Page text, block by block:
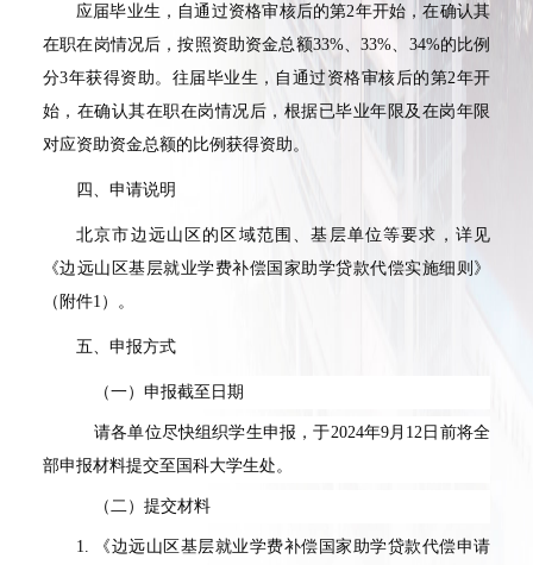
应届毕业生，自通过资格审核后的第2年开始，在确认其
在职在岗情况后，按照资助资金总额33%、33%、 34%的比例
分3年获得资助。往届毕业生，自通过资格审核后的第2年开
始，在确认其在职在岗情况后，根据已毕业年限及在岗年限
对应资助资金总额的比例获得资助。
四、申请说明
北京市边远山区的区域范围、基层单位等要求，详见
《边远山区基层就业学费补偿国家助学贷款代偿实施细则》
（附件1 ）。
五、申报方式
（一）申报截至日期
请各单位尽快组织学生申报，于2024年9月 12 日前将全
部申报材料提交至国科大学生处。
（二）提交材料
1.
《边远山区基层就业学费补偿国家助学贷款代偿申请